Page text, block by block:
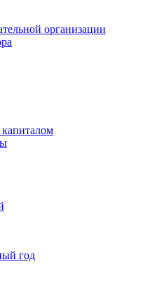
организации
год